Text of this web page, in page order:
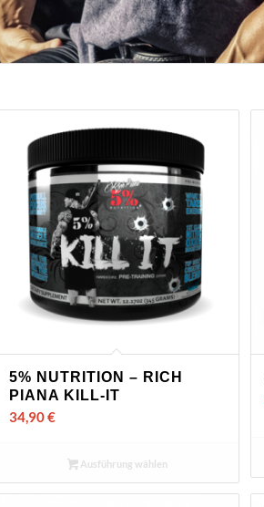
5% NUTRITION – RICH
PIANA KILL-IT
34,90€
Ausführung wählen